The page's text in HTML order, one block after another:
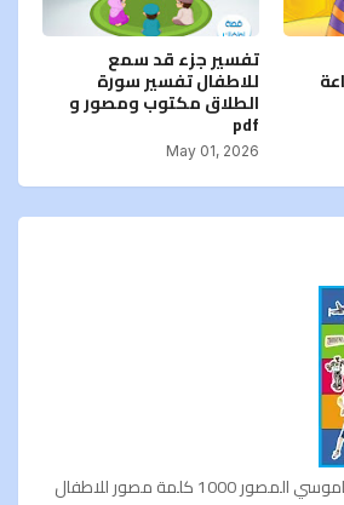
تفسير جزء قد سمع
للاطفال تفسير سورة
الطلاق مكتوب ومصور و
pdf
May 01, 2026
كلمة مصور للاطفال